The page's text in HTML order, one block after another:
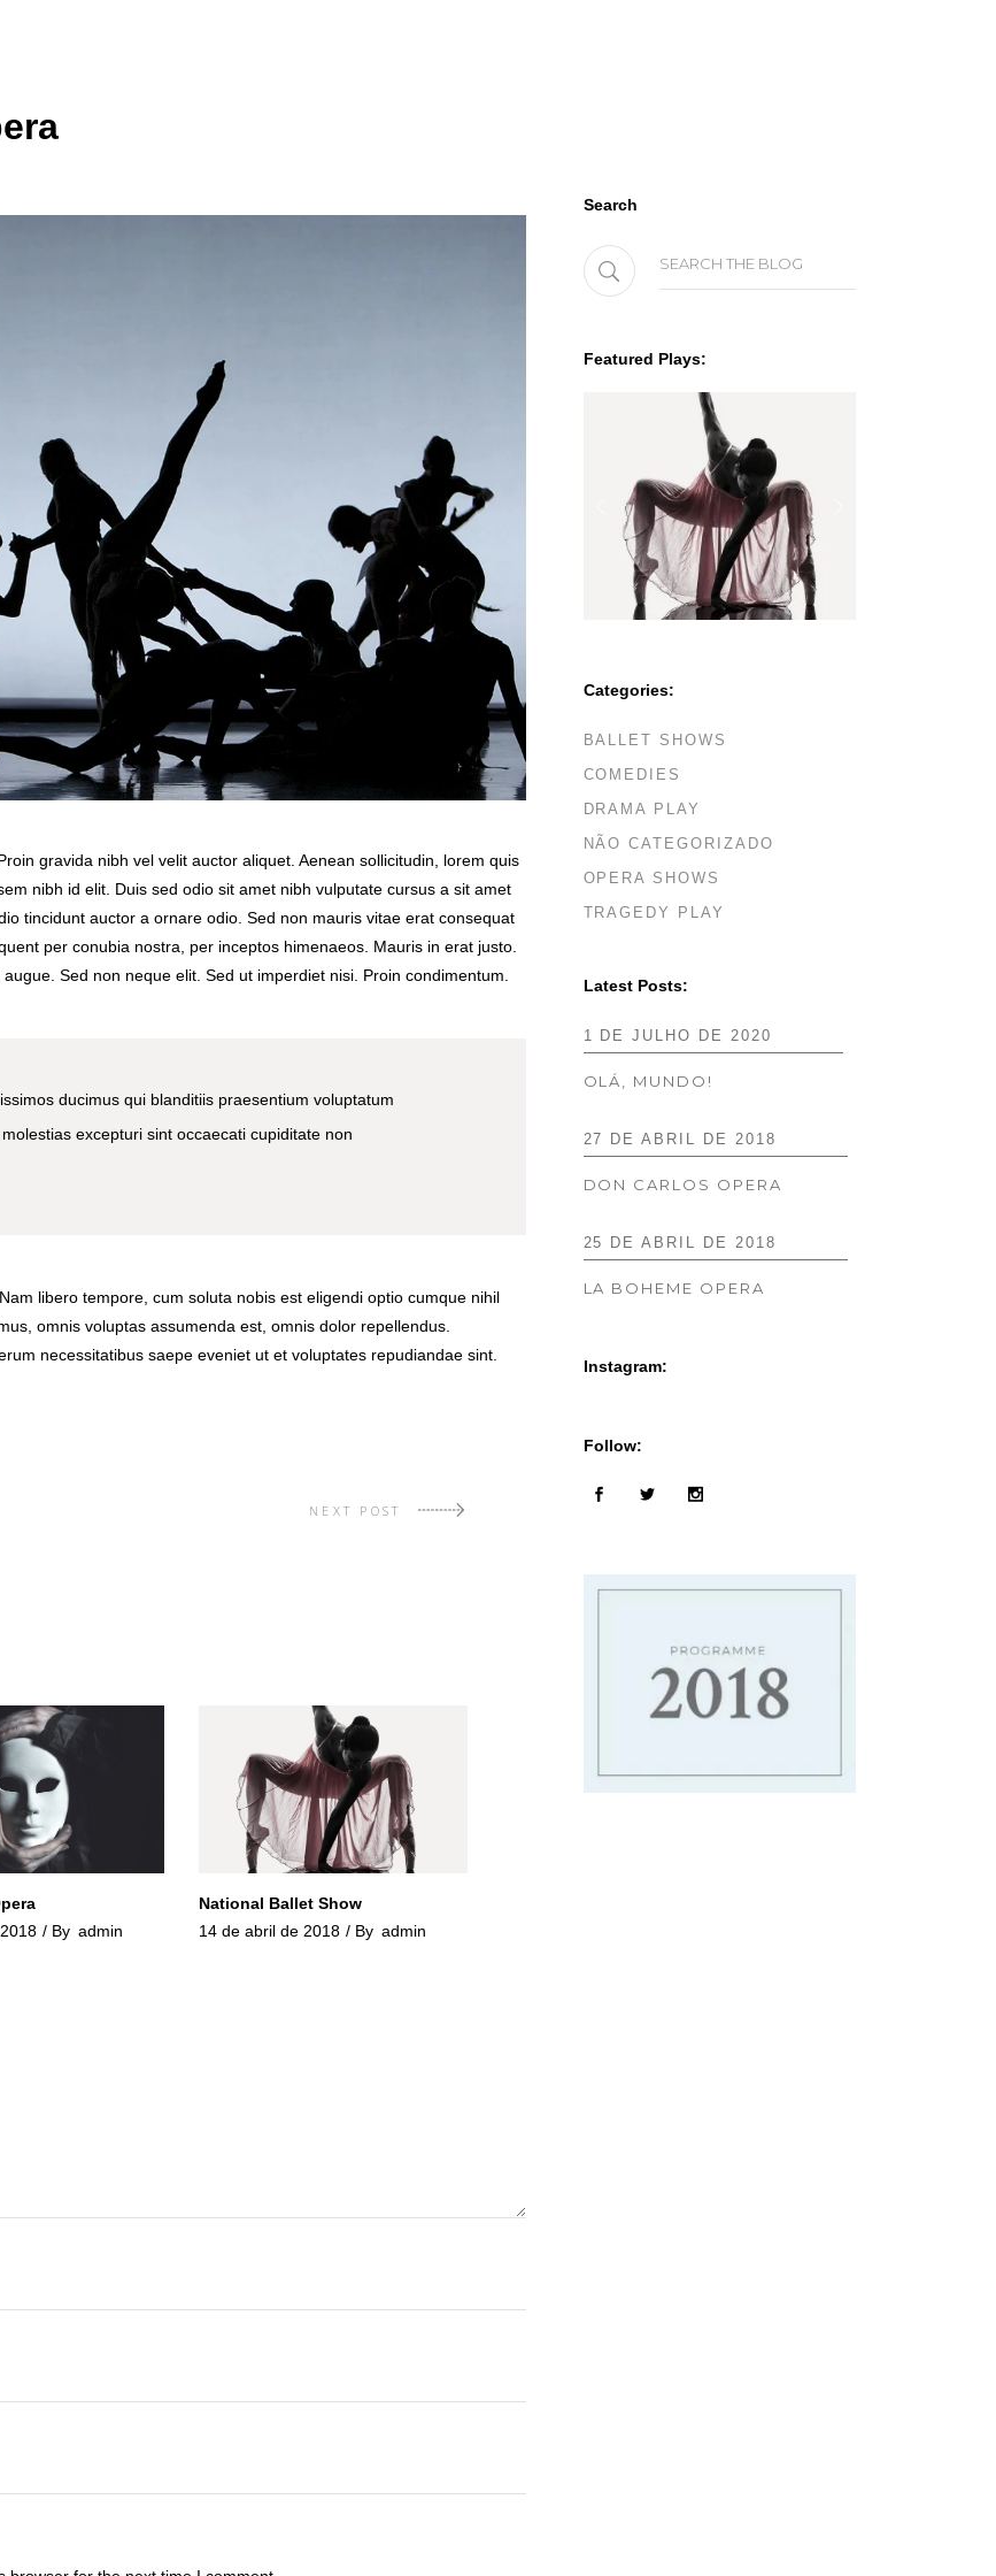
gravida nibh vel velit auctor aliquet. Aenean sollicitudin, lorem quis
nibh id elit. Duis sed odio sit amet nibh vulputate cursus a sit amet
tincidunt auctor a ornare odio. Sed non mauris vitae erat consequat
per conubia nostra, per inceptos himenaeos. Mauris in erat justo.
Sed non neque elit. Sed ut imperdiet nisi. Proin condimentum.
ducimus qui blanditiis praesentium voluptatum
excepturi sint occaecati cupiditate non
libero tempore, cum soluta nobis est eligendi optio cumque nihil
omnis voluptas assumenda est, omnis dolor repellendus.
necessitatibus saepe eveniet ut et voluptates repudiandae sint.
NEXT POST
By admin
National Ballet Show
14 de abril de 2018
By admin
Search
Search
for:
Featured Plays:
Categories:
BALLET SHOWS
COMEDIES
DRAMA PLAY
NÃO CATEGORIZADO
OPERA SHOWS
TRAGEDY PLAY
Latest Posts:
1 DE JULHO DE 2020
OLÁ, MUNDO!
27 DE ABRIL DE 2018
DON CARLOS OPERA
25 DE ABRIL DE 2018
LA BOHEME OPERA
Instagram:
Follow: